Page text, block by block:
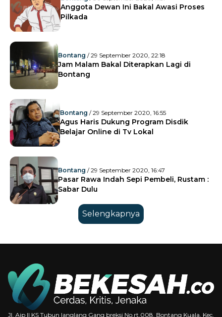
Anggota Dewan Ini Bakal Awasi Proses
Pilkada
Bontang / 29 September 2020, 22:18
Jam Malam Bakal Diterapkan Lagi di
Bontang
Bontang / 29 September 2020, 16:55
Agus Haris Dukung Program Disdik
Belajar Online di Tv Lokal
Bontang / 29 September 2020, 16:47
Pasar Rawa Indah Sepi Pembeli, Rustam :
Sabar Dulu
Selengkapnya
Jl. Aip II KS Tubun langlang Gang breksi No.rt.008, Bontang Kuala, Kec.